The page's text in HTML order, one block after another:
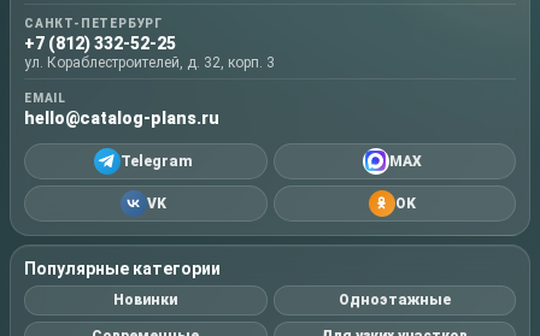
САНКТ-ПЕТЕРБУРГ
+7 (812) 332-52-25
ул. Кораблестроителей, д. 32, корп. 3
EMAIL
hello@catalog-plans.ru
Telegram MAX
VK OK
Популярные категории
Новинки Одноэтажные